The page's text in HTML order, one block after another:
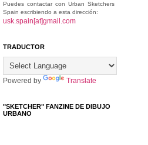
Puedes contactar con Urban Sketchers
Spain escribiendo a esta dirección:
usk.spain[at]gmail.com
TRADUCTOR
Powered by Translate
"SKETCHER" FANZINE DE DIBUJO
URBANO